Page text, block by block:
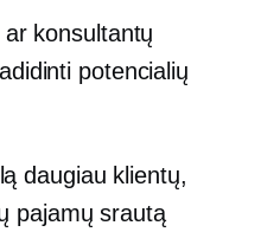
konsultantų
potencialių
daugiau klientų,
pajamų srautą